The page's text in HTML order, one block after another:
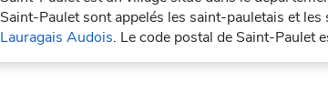
Saint-Paulet sont appelés les saint-pauletais et
Lauragais Audois. Le code postal de Saint-Paulet